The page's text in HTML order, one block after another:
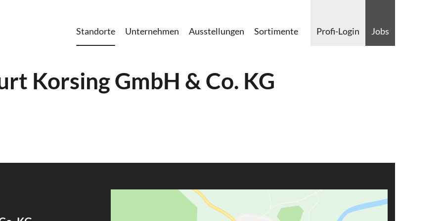
Standorte Unternehmen Ausstellungen Sortimente Profi-Login Jobs
Korsing GmbH & Co. KG